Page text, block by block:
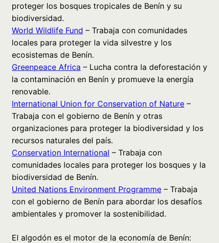
proteger los bosques tropicales de Benín y su
biodiversidad.
World Wildlife Fund – Trabaja con comunidades
locales para proteger la vida silvestre y los
ecosistemas de Benín.
Greenpeace Africa – Lucha contra la deforestación y
la contaminación en Benín y promueve la energía
renovable.
International Union for Conservation of Nature –
Trabaja con el gobierno de Benín y otras
organizaciones para proteger la biodiversidad y los
recursos naturales del país.
Conservation International – Trabaja con
comunidades locales para proteger los bosques y la
biodiversidad de Benín.
United Nations Environment Programme – Trabaja
con el gobierno de Benín para abordar los desafíos
ambientales y promover la sostenibilidad.
El algodón es el motor de la economía de Benín: